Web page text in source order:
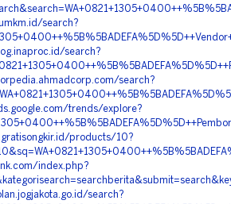
search?
search?
search?
trends/explore?
products/10?
index.php?
search?